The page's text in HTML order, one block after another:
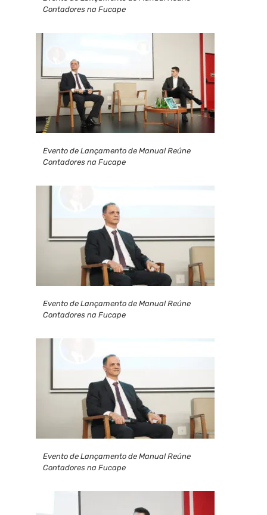
Contadores na Fucape
Evento de Lançamento de Manual Reúne
Contadores na Fucape
Evento de Lançamento de Manual Reúne
Contadores na Fucape
Evento de Lançamento de Manual Reúne
Contadores na Fucape